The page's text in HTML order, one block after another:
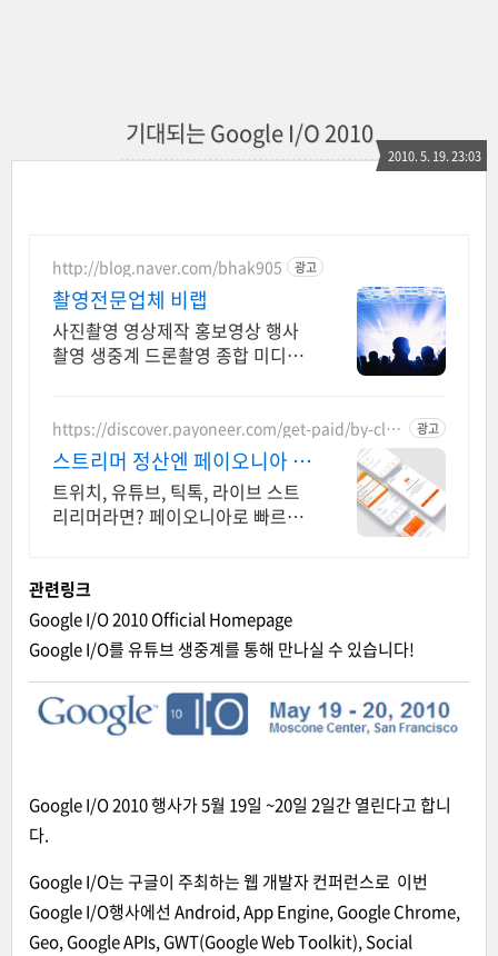
기대되는 Google I/O 2010
2010. 5. 19. 23:03
http://blog.naver.com/bhak905 광고
촬영전문업체 비랩
사진촬영 영상제작 홍보영상 행사
촬영 생중계 드론촬영 종합 미디어
https://discover.payoneer.com/get-paid/by-clie
nt-and-companies-worldwide-kr
광고
스트리머 정산엔 페이오니아 글
로벌 해외대금 수취 솔루션
트위치, 유튜브, 틱톡, 라이브 스트
리리머라면? 페이오니아로 빠르게
관련링크
Google I/O 2010 Official Homepage
Google I/O를 유튜브 생중계를 통해 만나실 수 있습니다!
Google I/O 2010 행사가 5월 19일 ~20일 2일간 열린다고 합니
다.
Google I/O는 구글이 주최하는 웹 개발자 컨퍼런스로 이번
Google I/O행사에선 Android, App Engine, Google Chrome,
Geo, Google APIs, GWT(Google Web Toolkit), Social